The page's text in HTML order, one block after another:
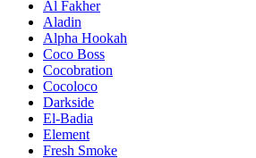
Al Fakher
Aladin
Alpha Hookah
Coco Boss
Cocobration
Cocoloco
Darkside
El-Badia
Element
Fresh Smoke